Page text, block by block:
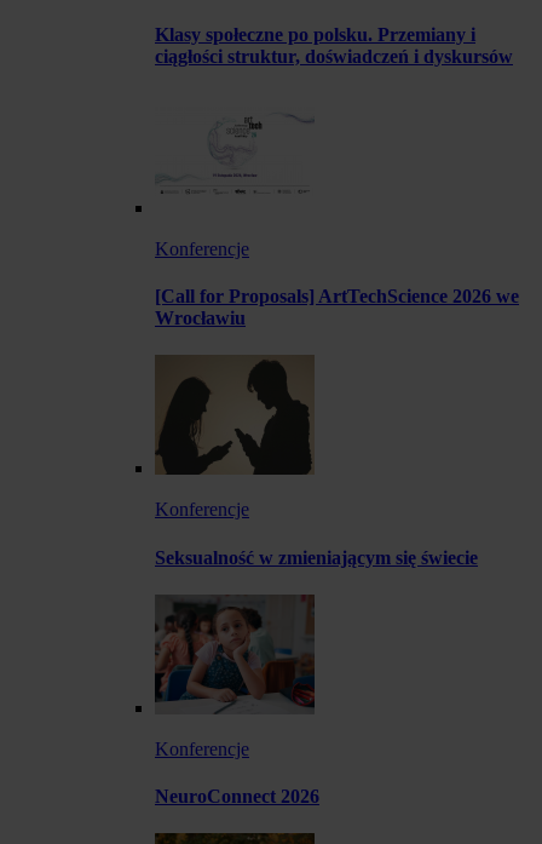
Klasy społeczne po polsku. Przemiany i
ciągłości struktur, doświadczeń i dyskursów
Konferencje
[Call for Proposals] ArtTechScience 2026 we
Wrocławiu
Konferencje
Seksualność w zmieniającym się świecie
Konferencje
NeuroConnect 2026